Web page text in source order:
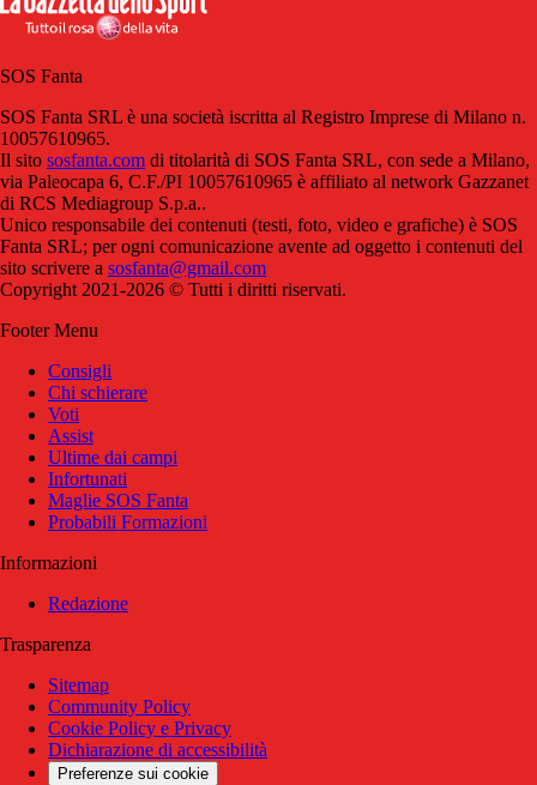
SOS Fanta
SOS Fanta SRL è una società iscritta al Registro Imprese di Milano n.
10057610965.
Il sito sosfanta.com di titolarità di SOS Fanta SRL, con sede a Milano,
via Paleocapa 6, C.F./PI 10057610965 è affiliato al network Gazzanet
di RCS Mediagroup S.p.a..
Unico responsabile dei contenuti (testi, foto, video e grafiche) è SOS
Fanta SRL; per ogni comunicazione avente ad oggetto i contenuti del
sito scrivere a sosfanta@gmail.com
Copyright 2021-2026 © Tutti i diritti riservati.
Footer Menu
Consigli
Chi schierare
Voti
Assist
Ultime dai campi
Infortunati
Maglie SOS Fanta
Probabili Formazioni
Informazioni
Redazione
Trasparenza
Sitemap
Community Policy
Cookie Policy e Privacy
Dichiarazione di accessibilità
Preferenze sui cookie